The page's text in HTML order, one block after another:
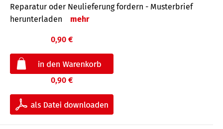
Reparatur oder Neulieferung fordern - Musterbrief
herunterladen
mehr
0,90 €
0,90 €